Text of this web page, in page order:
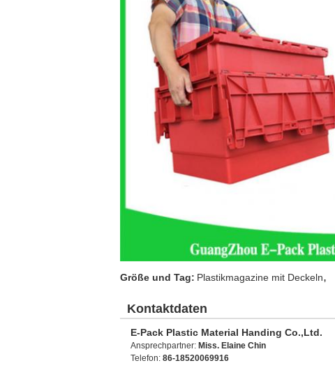
Größe und Tag: Plastikmagazine mit Deckeln,
Kontaktdaten
E-Pack Plastic Material Handing Co.,Ltd.
Ansprechpartner: Miss. Elaine Chin
Telefon: 86-18520069916